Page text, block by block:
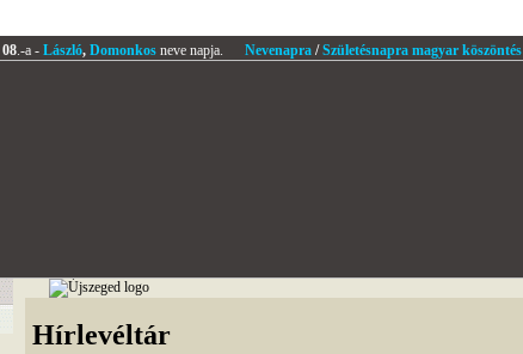
08.-a - László, Domonkosneve napja. Nevenapra/Születésnapra magyar köszöntés
Hírlevéltár